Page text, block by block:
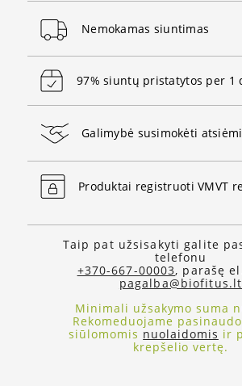
Nemokamas siuntimas
97% siuntų pristatytos per 1
Galimybė susimokėti
Produktai registruoti VMVT
Taip pat užsisakyti galite
telefonu
+370-667-00003, parašę
pagalba@biofitus.lt
Minimali užsakymo suma
Rekomeduojame
siūlomomis nuolaidomis ir
krepšelio vertę.